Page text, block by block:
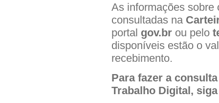
As informações sobre
consultadas na
portal gov.br ou pelo
disponíveis estão o
recebimento.
Para fazer a
Trabalho Digital,